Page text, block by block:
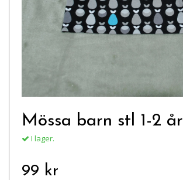
Mössa barn stl 1-2 år
I lager.
99 kr